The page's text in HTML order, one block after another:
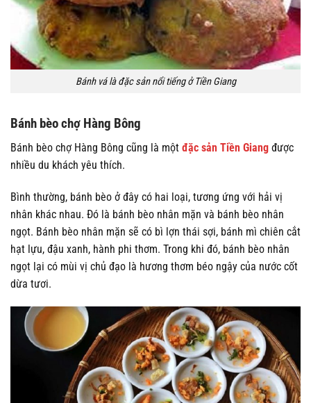
Bánh vá là đặc sản nổi tiếng ở Tiền Giang
Bánh bèo chợ Hàng Bông
Bánh bèo chợ Hàng Bông cũng là một đặc sản Tiền Giang được
nhiều du khách yêu thích.
Bình thường, bánh bèo ở đây có hai loại, tương ứng với hải vị
nhân khác nhau. Đó là bánh bèo nhân mặn và bánh bèo nhân
ngọt. Bánh bèo nhân mặn sẽ có bì lợn thái sợi, bánh mì chiên cắt
hạt lựu, đậu xanh, hành phi thơm. Trong khi đó, bánh bèo nhân
ngọt lại có mùi vị chủ đạo là hương thơm béo ngậy của nước cốt
dừa tươi.